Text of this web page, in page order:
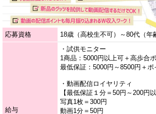
応募資格 18歳（高校生不可）～80代（年
給与
・試供モニター
1商品：5000円以上可＋高歩合
最低保証：5000円～8500円＋ポ
・動画配信ロイヤリティ
【最低保証１分＝50円～200円以
写真1枚＝300円
動画1分＝50円